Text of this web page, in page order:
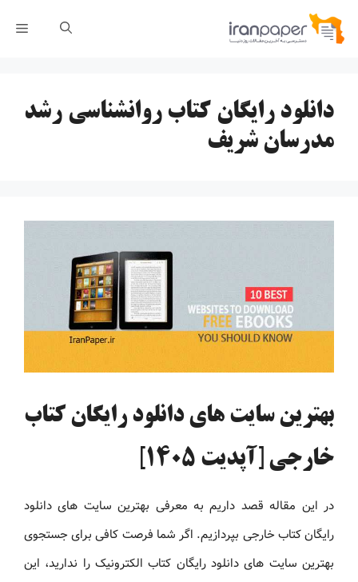
پرش
دانلود رایگان کتاب روانشناسی رشد
مدرسان شریف
بهترین سایت های دانلود رایگان کتاب
خارجی [آپدیت 1405]
در این مقاله قصد داریم به معرفی بهترین سایت های دانلود
رایگان کتاب خارجی بپردازیم. اگر شما فرصت کافی برای جستجوی
بهترین سایت های دانلود رایگان کتاب الکترونیک را ندارید، این